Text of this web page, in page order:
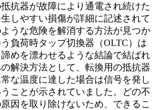
抗器が故障により通電され続けた
しやすい損傷が詳細に記述されて
うな危険を解消する方法が見つか
負荷時タップ切換器（OLTC）は
めを漂わせるような結論で結ばれ
解決方法として、転換用の抵抗器
な温度に達した場合は信号を発し
ことが示されていました。どの不
因を取り除けないため、できるこ